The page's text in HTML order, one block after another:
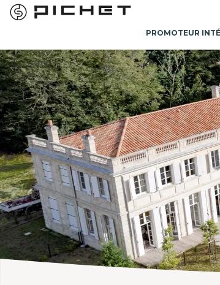
PROMOTEUR